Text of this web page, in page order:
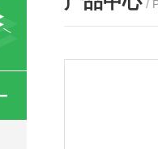
/